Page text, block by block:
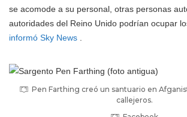
se acomode a su personal, otras personas
autoridades del Reino Unido podrían ocupar
informó Sky News
Pen Farthing creó un santuario en
callejeros.